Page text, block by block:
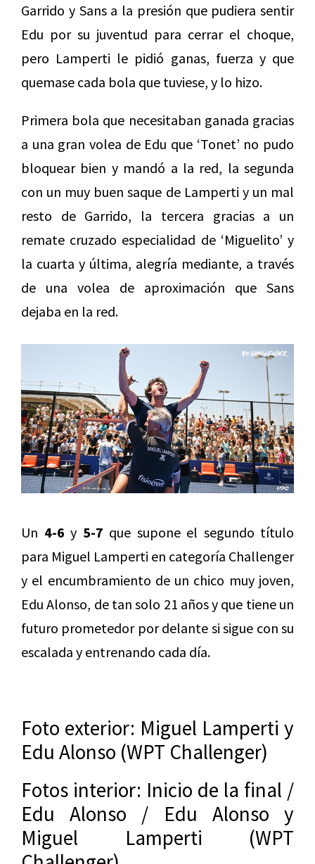
Garrido y Sans a la presión que pudiera sentir
Edu por su juventud para cerrar el choque,
pero Lamperti le pidió ganas, fuerza y que
quemase cada bola que tuviese, y lo hizo.
Primera bola que necesitaban ganada gracias
a una gran volea de Edu que ‘Tonet’ no pudo
bloquear bien y mandó a la red, la segunda
con un muy buen saque de Lamperti y un mal
resto de Garrido, la tercera gracias a un
remate cruzado especialidad de ‘Miguelito’ y
la cuarta y última, alegría mediante, a través
de una volea de aproximación que Sans
dejaba en la red.
Un 4-6 y 5-7 que supone el segundo título
para Miguel Lamperti en categoría Challenger
y el encumbramiento de un chico muy joven,
Edu Alonso, de tan solo 21 años y que tiene un
futuro prometedor por delante si sigue con su
escalada y entrenando cada día.
Foto exterior: Miguel Lamperti y
Edu Alonso (WPT Challenger)
Fotos interior: Inicio de la final /
Edu Alonso / Edu Alonso y
Miguel Lamperti (WPT